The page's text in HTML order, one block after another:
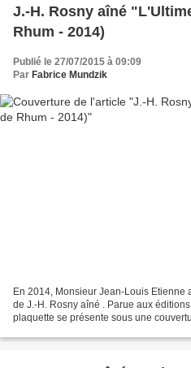
J.-H. Rosny aîné
Rhum - 2014)
Publié le 27/07/2015 à 09:09
Par Fabrice Mundzik
En 2014, Monsieur Jean-Louis Etienne
de J.-H. Rosny aîné . Parue aux
plaquette se présente sous une